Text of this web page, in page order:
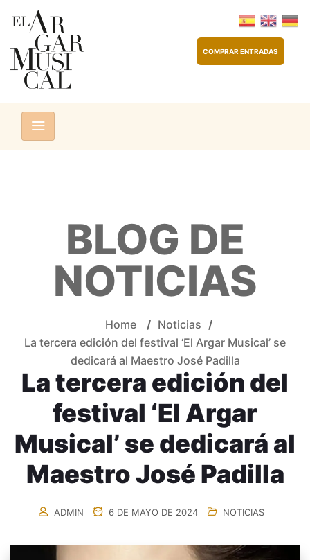
COMPRAR ENTRADAS
BLOG DE
NOTICIAS
Home / Noticias /
La tercera edición del festival ‘El Argar Musical’ se
dedicará al Maestro José Padilla
La tercera edición del
festival ‘El Argar
Musical’ se dedicará al
Maestro José Padilla
ADMIN 6 DE MAYO DE 2024 NOTICIAS